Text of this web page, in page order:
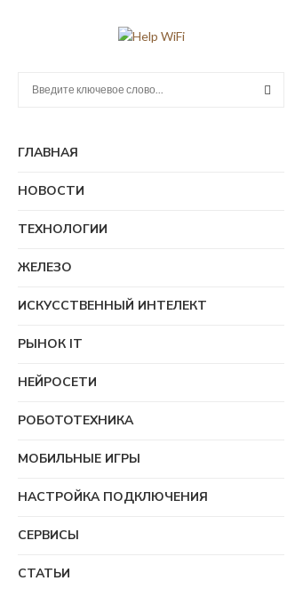
кГЛАВНАЯ
НОВОСТИ
ТЕХНОЛОГИИ
ЖЕЛЕЗО
ИСКУССТВЕННЫЙ ИНТЕЛЕКТ
РЫНОК IT
НЕЙРОСЕТИ
РОБОТОТЕХНИКА
МОБИЛЬНЫЕ ИГРЫ
НАСТРОЙКА ПОДКЛЮЧЕНИЯ
СЕРВИСЫ
СТАТЬИ